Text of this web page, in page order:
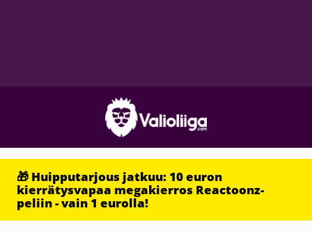
🎁 Huipputarjous jatkuu: 10 euron
kierrätysvapaa megakierros Reactoonz-
peliin - vain 1 eurolla!